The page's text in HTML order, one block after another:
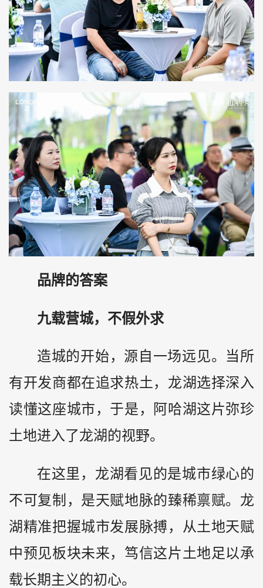
品牌的答案
九载营城，不假外求
造城的开始，源自一场远见。当所
有开发商都在追求热土，龙湖选择深入
读懂这座城市，于是，阿哈湖这片弥珍
土地进入了龙湖的视野。
在这里，龙湖看见的是城市绿心的
不可复制，是天赋地脉的臻稀禀赋。龙
湖精准把握城市发展脉搏，从土地天赋
中预见板块未来，笃信这片土地足以承
载长期主义的初心。